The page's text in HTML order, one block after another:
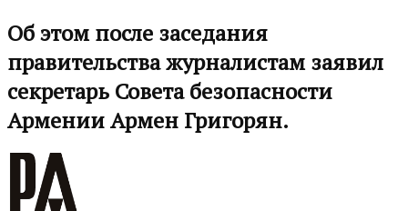
Об этом после заседания
правительства журналистам заявил
секретарь Совета безопасности
Армении Армен Григорян.